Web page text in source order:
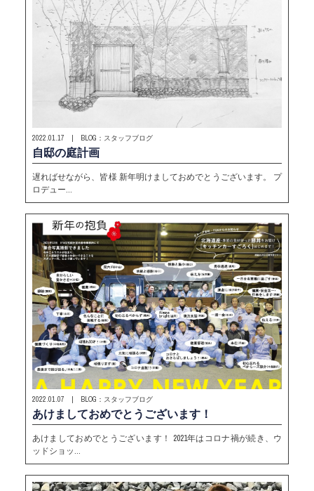
2022.01.17 | BLOG：スタッフブログ
自邸の庭計画
遅ればせながら、皆様 新年明けましておめでとうございます。 プ
ロデュー…
2022.01.07 | BLOG：スタッフブログ
あけましておめでとうございます！
あけましておめでとうございます！ 2021年はコロナ禍が続き、ウ
ッドショッ…